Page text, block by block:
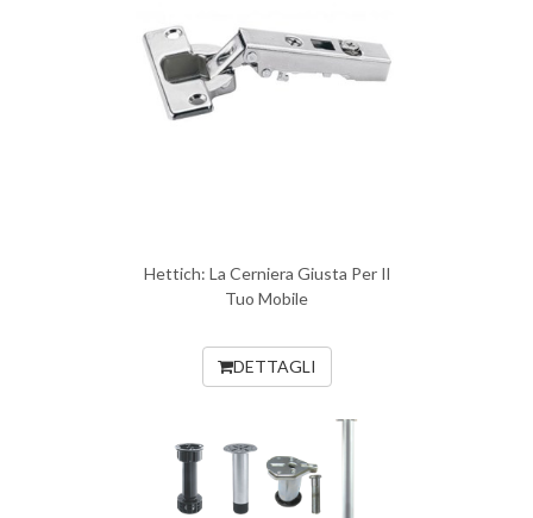
Hettich: La Cerniera Giusta Per Il
Tuo Mobile
DETTAGLI